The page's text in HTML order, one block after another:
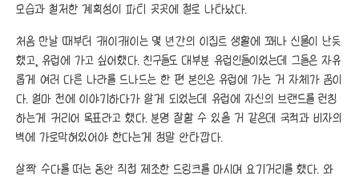
모습과 철저한 계획성이 파티 곳곳에 절로 나타났다.
처음 만날 때부터 캐이캐이는 몇 년간의 이집트 생활에 꽤나 신물이 난듯
했고, 유럽에 가고 싶어했다. 친구들도 대부분 유럽인들이었는데 그들은 자유
롭게 여러 다른 나라를 드나드는 한 편 본인은 유럽에 가는 거 자체가 꿈이
다. 얼마 전에 이야기하다가 알게 되었는데 유럽에 자신의 브랜드를 런칭
하는게 커리어 목표라고 했다. 분명 잘할 수 있을 거 같은데 국적과 비자의
벽에 가로막혀있어야 한다는게 정말 안타깝다.
살짝 수다를 떠는 동안 직접 제조한 드링크를 마시며 요기거리를 했다. 와